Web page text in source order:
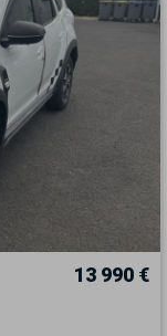
13 990 €